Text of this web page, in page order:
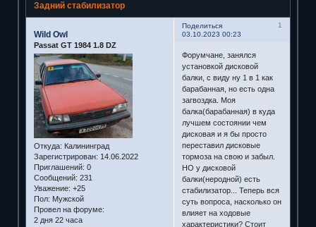
Задний стабилизатор
Поделиться
1
03.10.2023 00:23
Wild Owl
Passat GT 1984 1.8 DZ
Откуда: Калининград
Зарегистрирован: 14.06.2022
Приглашений: 0
Сообщений: 231
Уважение: +25
Пол: Мужской
Провел на форуме:
2 дня 22 часа
Форумчане, занялся
установкой дисковой
балки, с виду ну 1 в 1 как
барабанная, но есть одна
загвоздка. Моя
балка(барабанная) в куда
лучшем состоянии чем
дисковая и я бы просто
переставил дисковые
тормоза на свою и забыл.
НО у дисковой
балки(неродной) есть
стабилизатор... Теперь вся
суть вопроса, насколько он
влияет на ходовые
характеристики? Стоит